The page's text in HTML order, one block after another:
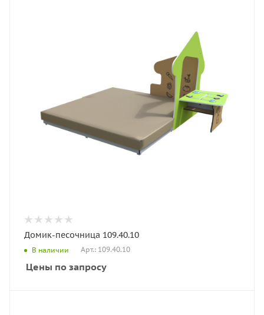
Домик-песочница 109.40.10
В наличии Арт.: 109.40.10
Цены по запросу